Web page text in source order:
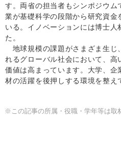
す。両省の担当者もシンポジウ
業が基礎科学の段階から研究資
いる。イノベーションには博士
た。
地球規模の課題がさまざま生じ
れるグローバル社会において、
価値は高まっています。大学、企
材の活躍を後押しする環境を整え
※この記事の所属・役職・学年等は取